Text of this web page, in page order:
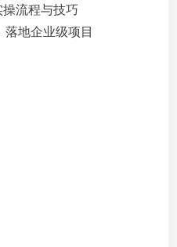
流程与技巧
地企业级项目